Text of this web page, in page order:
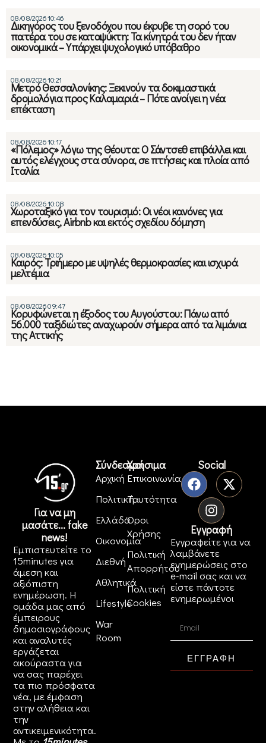
08/08/2026 10:46
Δικηγόρος του ξενοδόχου που έκρυβε τη σορό του
πατέρα του σε καταψύκτη: Τα κίνητρά του δεν ήταν
οικονομικά – Υπάρχει ψυχολογικό υπόβαθρο
08/08/2026 10:21
Μετρό Θεσσαλονίκης: Ξεκινούν τα δοκιμαστικά
δρομολόγια προς Καλαμαριά – Πότε ανοίγει η νέα
επέκταση
08/08/2026 10:17
«Πόλεμος» λόγω της Θέουτα: Ο Σάντσεθ επιβάλλει και
αυτός ελέγχους στα σύνορα, σε πτήσεις και πλοία από
Ιταλία
08/08/2026 10:08
Χωροταξικό για τον τουρισμό: Οι νέοι κανόνες για
επενδύσεις, Airbnb και εκτός σχεδίου δόμηση
08/08/2026 10:05
Καιρός: Τριήμερο με υψηλές θερμοκρασίες και ισχυρά
μελτέμια
08/08/2026 09:47
Κορυφώνεται η έξοδος του Αυγούστου: Πάνω από
56.000 ταξιδιώτες αναχωρούν σήμερα από τα λιμάνια
της Αττικής
Για να μη
μασάτε... fake
news!
Εμπιστευτείτε το
15minutes για
άμεση και
αξιόπιστη
ενημέρωση. Η
ομάδα μας από
έμπειρους
δημοσιογράφους
και αναλυτές
εργάζεται
ακούραστα για
να σας παρέχει
τα πιο πρόσφατα
νέα, με έμφαση
στην αλήθεια και
την
αντικειμενικότητα.
Σύνδεσμοι
Αρχική
Πολιτική
Ελλάδα
Οικονομία
Διεθνή
Αθλητικά
Lifestyle
War
Room
Χρήσιμα
Επικοινωνία
Ταυτότητα
Όροι
Χρήσης
Πολιτική
Απορρήτου
Πολιτική
Cookies
Social
Εγγραφή
Εγγραφείτε για να
λαμβάνετε
ενημερώσεις στο
e-mail σας και να
είστε πάντοτε
ενημερωμένοι
ΕΓΓΡΑΦΗ